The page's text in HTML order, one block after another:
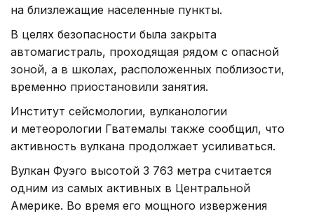
на близлежащие населенные пункты.
В целях безопасности была закрыта
автомагистраль, проходящая рядом с опасной
зоной, а в школах, расположенных поблизости,
временно приостановили занятия.
Институт сейсмологии, вулканологии
и метеорологии Гватемалы также сообщил, что
активность вулкана продолжает усиливаться.
Вулкан Фуэго высотой 3 763 метра считается
одним из самых активных в Центральной
Америке. Во время его мощного извержения